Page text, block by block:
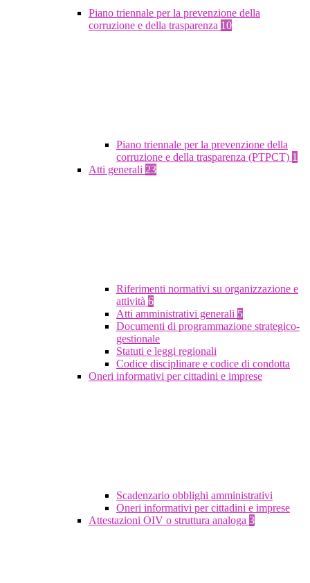
Piano triennale per la prevenzione della
corruzione e della trasparenza 10
Piano triennale per la prevenzione della
corruzione e della trasparenza (PTPCT) 1
Atti generali 23
Riferimenti normativi su organizzazione e
attività 6
Atti amministrativi generali 5
Documenti di programmazione strategico-
gestionale
Statuti e leggi regionali
Codice disciplinare e codice di condotta
Oneri informativi per cittadini e imprese
Scadenzario obblighi amministrativi
Oneri informativi per cittadini e imprese
Attestazioni OIV o struttura analoga 3